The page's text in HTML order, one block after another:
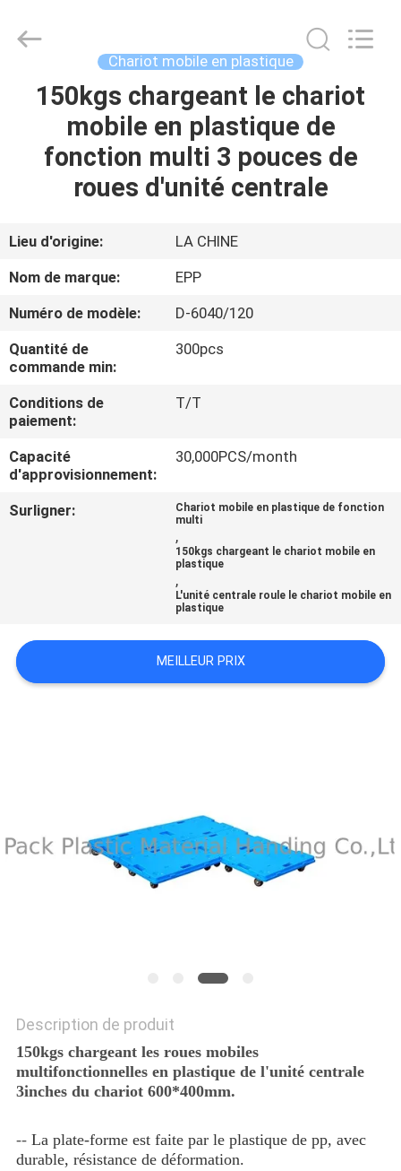
ACCUEIL
PRODUITS
PROPOS
DE
NOUS
VISITE
DE
L'USINE
CONTRÔLE
QUALITÉ
DEMANDEZ
UN
SITE
Chariot mobile en plastique
150kgs chargeant le chariot
mobile en plastique de
fonction multi 3 pouces de
roues d'unité centrale
Lieu d'origine:
LA CHINE
Nom de marque:
EPP
Numéro de modèle:
D-6040/120
Quantité de
commande min:
300pcs
Conditions de
paiement:
T/T
Capacité
d'approvisionnement:
30,000PCS/month
Surligner:
Chariot mobile en plastique de fonction
multi
,
150kgs chargeant le chariot mobile en
plastique
,
L'unité centrale roule le chariot mobile en
plastique
MEILLEUR PRIX
Description de produit
150kgs chargeant les roues mobiles
multifonctionnelles en plastique de l'unité centrale
3inches du chariot 600*400mm.
-- La plate-forme est faite par le plastique de pp, avec
durable, résistance de déformation.